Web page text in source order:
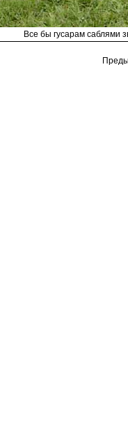
Все бы гусарам саблями